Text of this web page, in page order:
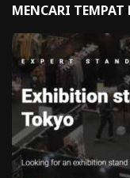
MENCARI TEMPAT